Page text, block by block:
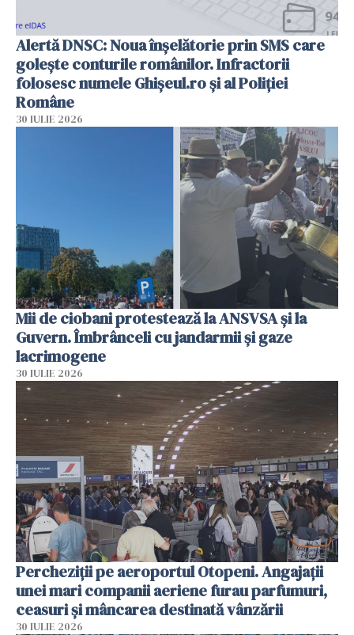
Alertă DNSC: Noua înșelătorie prin SMS care
golește conturile românilor. Infractorii
folosesc numele Ghișeul.ro și al Poliției
Române
30 IULIE 2026
Mii de ciobani protestează la ANSVSA și la
Guvern. Îmbrânceli cu jandarmii și gaze
lacrimogene
30 IULIE 2026
Percheziții pe aeroportul Otopeni. Angajații
unei mari companii aeriene furau parfumuri,
ceasuri și mâncarea destinată vânzării
30 IULIE 2026